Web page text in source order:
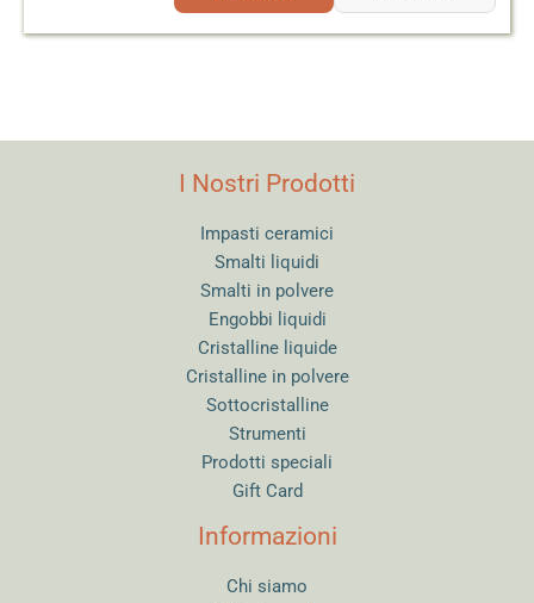
I Nostri Prodotti
Impasti ceramici
Smalti liquidi
Smalti in polvere
Engobbi liquidi
Cristalline liquide
Cristalline in polvere
Sottocristalline
Strumenti
Prodotti speciali
Gift Card
Informazioni
Chi siamo